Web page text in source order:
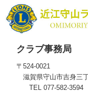
クラブ事務局
〒524-0021
滋賀県守山市吉身三
TEL 077-582-3594